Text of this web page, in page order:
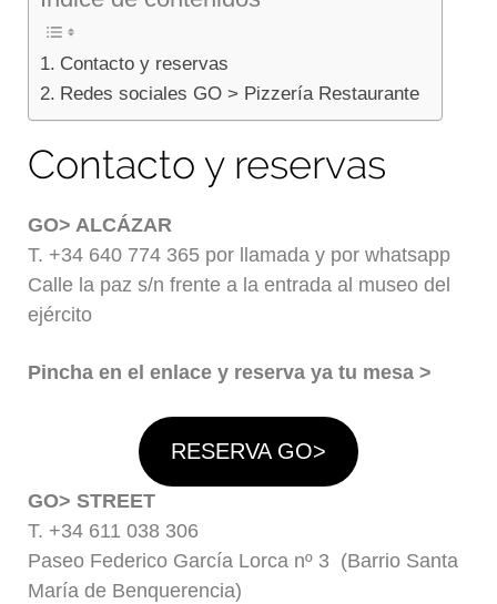
Contacto y reservas
Redes sociales GO > Pizzería Restaurante
Contacto y reservas
GO> ALCÁZAR
T. +34 640 774 365 por llamada y por whatsapp
Calle la paz s/n frente a la entrada al museo del
ejército
Pincha en el enlace y reserva ya tu mesa >
RESERVA GO>
GO> STREET
T. +34 611 038 306
Paseo Federico García Lorca nº 3 (Barrio Santa
María de Benquerencia)